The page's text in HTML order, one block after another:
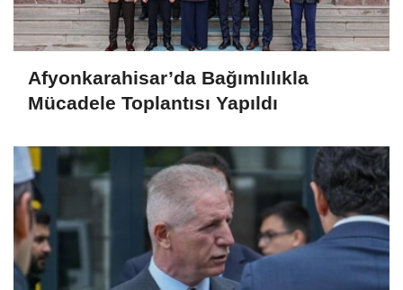
Afyonkarahisar’da Bağımlılıkla
Mücadele Toplantısı Yapıldı